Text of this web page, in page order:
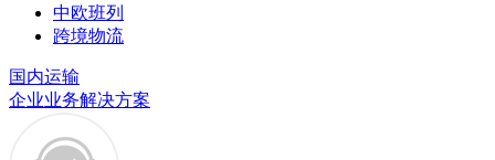
中欧班列
跨境物流
国内运输
企业业务解决方案